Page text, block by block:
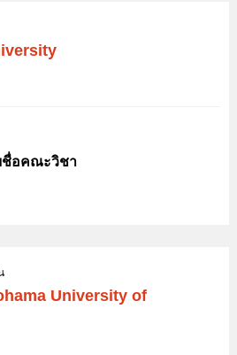
ชื่อคณะวิชา
University of